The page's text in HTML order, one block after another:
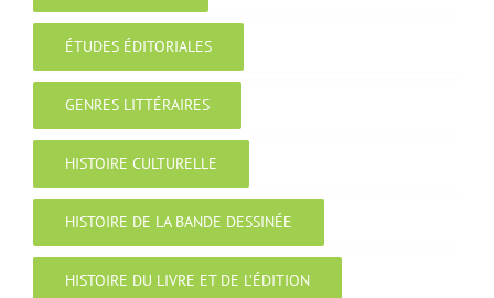
ÉTUDES ÉDITORIALES
GENRES LITTÉRAIRES
HISTOIRE CULTURELLE
HISTOIRE DE LA BANDE DESSINÉE
HISTOIRE DU LIVRE ET DE L’ÉDITION